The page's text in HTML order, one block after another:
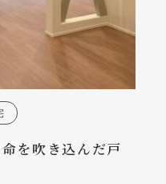
を吹き込んだ戸